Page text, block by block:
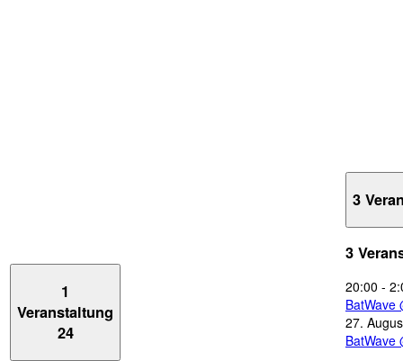
1
Veranstaltung
24
3
3
20:00 -
BatWave
27.
BatWave